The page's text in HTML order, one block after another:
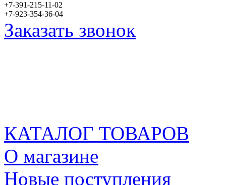
+7-391-215-11-02
+7-923-354-36-04
Заказать звонок
КАТАЛОГ ТОВАРОВ
О магазине
Новые поступления